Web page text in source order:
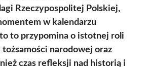
Rzeczypospolitej Polskiej,
w kalendarzu
to przypomina o istotnej roli
narodowej oraz
czas refleksji nad historią i